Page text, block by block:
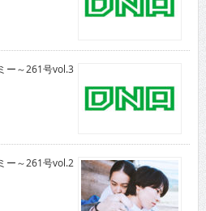
ー～261号vol.3
ー～261号vol.2